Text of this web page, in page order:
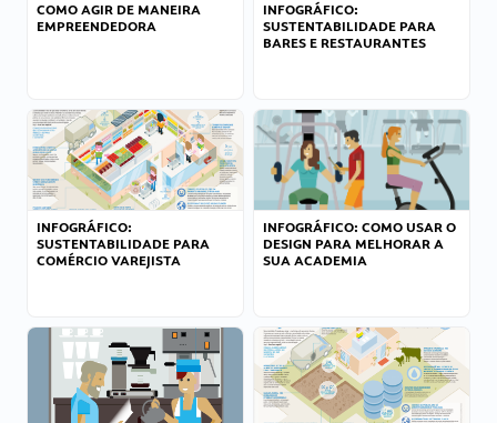
COMO AGIR DE MANEIRA
EMPREENDEDORA
INFOGRÁFICO:
SUSTENTABILIDADE PARA
BARES E RESTAURANTES
INFOGRÁFICO:
SUSTENTABILIDADE PARA
COMÉRCIO VAREJISTA
INFOGRÁFICO: COMO USAR O
DESIGN PARA MELHORAR A
SUA ACADEMIA